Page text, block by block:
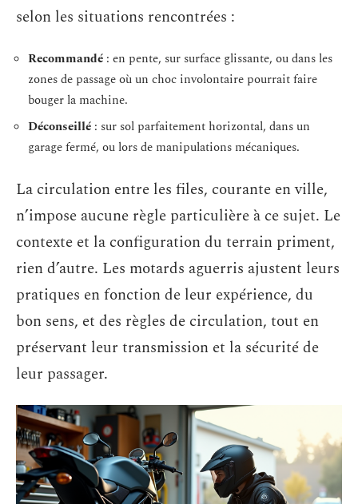
selon les situations rencontrées :
Recommandé : en pente, sur surface glissante, ou dans les
zones de passage où un choc involontaire pourrait faire
bouger la machine.
Déconseillé : sur sol parfaitement horizontal, dans un
garage fermé, ou lors de manipulations mécaniques.
La circulation entre les files, courante en ville,
n’impose aucune règle particulière à ce sujet. Le
contexte et la configuration du terrain priment,
rien d’autre. Les motards aguerris ajustent leurs
pratiques en fonction de leur expérience, du
bon sens, et des règles de circulation, tout en
préservant leur transmission et la sécurité de
leur passager.